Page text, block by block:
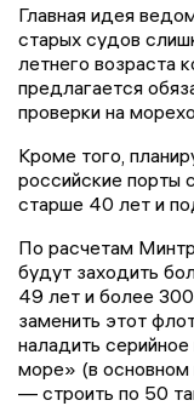
Главная идея
старых судов
летнего возраста
предлагается
проверки на
Кроме того,
российские порты
старше 40 лет и
По расчетам
будут заходить
49 лет и более
заменить этот
наладить
море» (в
— строить по 50